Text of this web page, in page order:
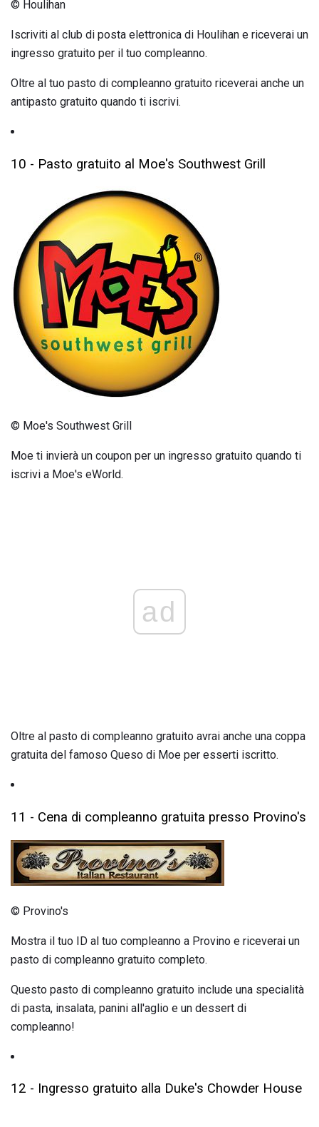
© Houlihan
Iscriviti al club di posta elettronica di Houlihan e riceverai un
ingresso gratuito per il tuo compleanno.
Oltre al tuo pasto di compleanno gratuito riceverai anche un
antipasto gratuito quando ti iscrivi.
10 - Pasto gratuito al Moe's Southwest Grill
© Moe's Southwest Grill
Moe ti invierà un coupon per un ingresso gratuito quando ti
iscrivi a Moe's eWorld.
ad
Oltre al pasto di compleanno gratuito avrai anche una coppa
gratuita del famoso Queso di Moe per esserti iscritto.
11 - Cena di compleanno gratuita presso Provino's
© Provino's
Mostra il tuo ID al tuo compleanno a Provino e riceverai un
pasto di compleanno gratuito completo.
Questo pasto di compleanno gratuito include una specialità
di pasta, insalata, panini all'aglio e un dessert di
compleanno!
12 - Ingresso gratuito alla Duke's Chowder House